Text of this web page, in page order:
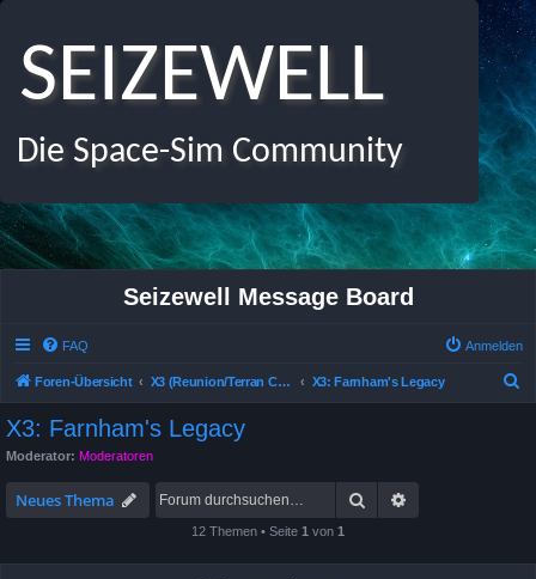
SEIZEWELL
Die Space-Sim Community
Seizewell Message Board
FAQ Anmelden
Foren-Übersicht X3 (Reunion/Terran Conflict /Albion Prelude) Allgemeines Deutsches Forum X3: Farnham's Legacy
X3: Farnham's Legacy
Moderator: Moderatoren
Neues Thema Suche
12 Themen • Seite 1 von 1